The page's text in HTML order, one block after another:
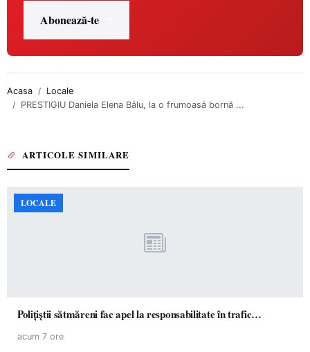
Abonează-te
Acasa
Locale
PRESTIGIU Daniela Elena Bălu, la o frumoasă bornă ...
ARTICOLE SIMILARE
LOCALE
Polițiștii sătmăreni fac apel la responsabilitate în trafic…
acum 7 ore